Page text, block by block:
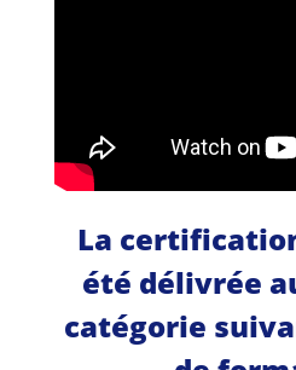
La
été délivrée
catégorie